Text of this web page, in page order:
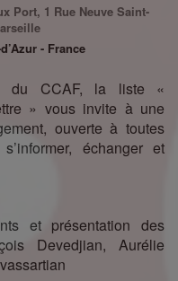
Port, 1 Rue Neuve Saint-
- France
du CCAF, la liste «
» vous invite à une
ouverte à toutes
échanger et
et présentation des
Devedjian, Aurélie